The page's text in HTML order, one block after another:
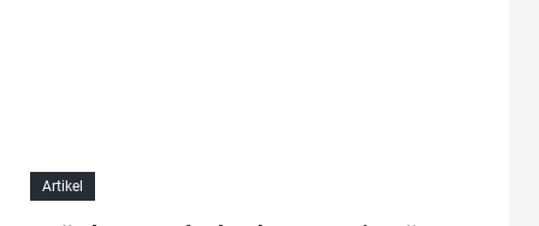
Artikel